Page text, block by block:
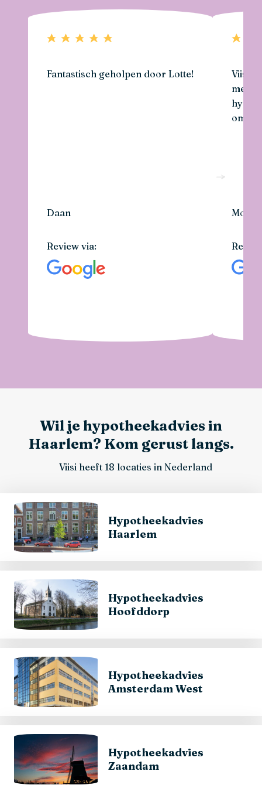
Fantastisch geholpen door Lotte!
Daan
Review via:
Viisi
met
Moo
Wil je hypotheekadvies in
Haarlem? Kom gerust langs.
Viisi heeft 18 locaties in Nederland
Hypotheekadvies
Haarlem
Hypotheekadvies
Hoofddorp
Hypotheekadvies
Amsterdam West
Hypotheekadvies
Zaandam